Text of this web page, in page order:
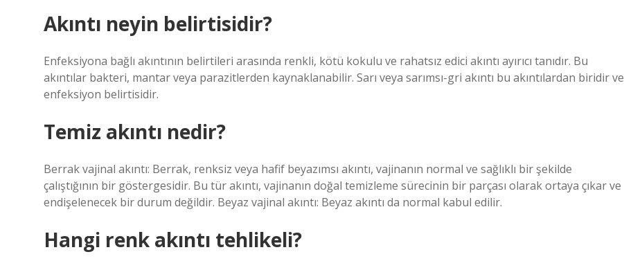
Akıntı neyin belirtisidir?
Enfeksiyona bağlı akıntının belirtileri arasında renkli, kötü kokulu ve rahatsız edici akıntı ayırıcı tanıdır. Bu
akıntılar bakteri, mantar veya parazitlerden kaynaklanabilir. Sarı veya sarımsı-gri akıntı bu akıntılardan biridir ve
enfeksiyon belirtisidir.
Temiz akıntı nedir?
Berrak vajinal akıntı: Berrak, renksiz veya hafif beyazımsı akıntı, vajinanın normal ve sağlıklı bir şekilde
çalıştığının bir göstergesidir. Bu tür akıntı, vajinanın doğal temizleme sürecinin bir parçası olarak ortaya çıkar ve
endişelenecek bir durum değildir. Beyaz vajinal akıntı: Beyaz akıntı da normal kabul edilir.
Hangi renk akıntı tehlikeli?